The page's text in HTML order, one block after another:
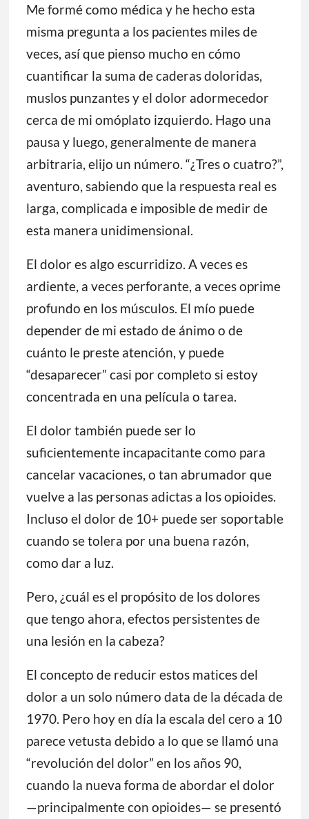
Me formé como médica y he hecho esta
misma pregunta a los pacientes miles de
veces, así que pienso mucho en cómo
cuantificar la suma de caderas doloridas,
muslos punzantes y el dolor adormecedor
cerca de mi omóplato izquierdo. Hago una
pausa y luego, generalmente de manera
arbitraria, elijo un número. “¿Tres o cuatro?”,
aventuro, sabiendo que la respuesta real es
larga, complicada e imposible de medir de
esta manera unidimensional.
El dolor es algo escurridizo. A veces es
ardiente, a veces perforante, a veces oprime
profundo en los músculos. El mío puede
depender de mi estado de ánimo o de
cuánto le preste atención, y puede
“desaparecer” casi por completo si estoy
concentrada en una película o tarea.
El dolor también puede ser lo
suficientemente incapacitante como para
cancelar vacaciones, o tan abrumador que
vuelve a las personas adictas a los opioides.
Incluso el dolor de 10+ puede ser soportable
cuando se tolera por una buena razón,
como dar a luz.
Pero, ¿cuál es el propósito de los dolores
que tengo ahora, efectos persistentes de
una lesión en la cabeza?
El concepto de reducir estos matices del
dolor a un solo número data de la década de
1970. Pero hoy en día la escala del cero a 10
parece vetusta debido a lo que se llamó una
“revolución del dolor” en los años 90,
cuando la nueva forma de abordar el dolor
—principalmente con opioides— se presentó